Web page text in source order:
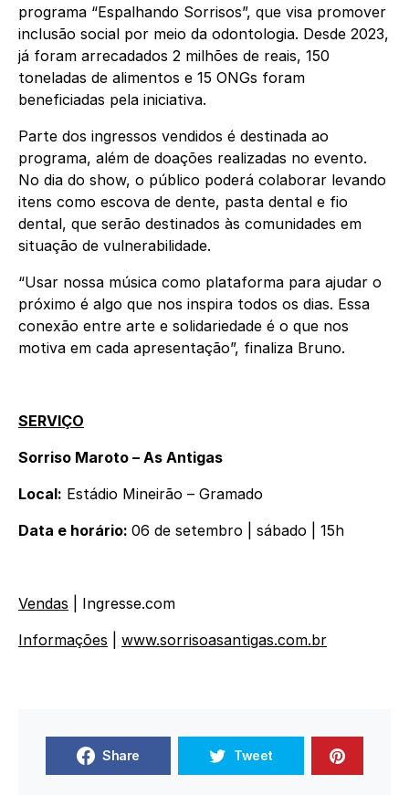
programa “Espalhando Sorrisos”, que visa promover
inclusão social por meio da odontologia. Desde 2023,
já foram arrecadados 2 milhões de reais, 150
toneladas de alimentos e 15 ONGs foram
beneficiadas pela iniciativa.
Parte dos ingressos vendidos é destinada ao
programa, além de doações realizadas no evento.
No dia do show, o público poderá colaborar levando
itens como escova de dente, pasta dental e fio
dental, que serão destinados às comunidades em
situação de vulnerabilidade.
“Usar nossa música como plataforma para ajudar o
próximo é algo que nos inspira todos os dias. Essa
conexão entre arte e solidariedade é o que nos
motiva em cada apresentação”, finaliza Bruno.
SERVIÇO
Sorriso Maroto – As Antigas
Local: Estádio Mineirão – Gramado
Data e horário: 06 de setembro | sábado | 15h
Vendas | Ingresse.com
Informações
www.sorrisoasantigas.com.br
Share Tweet